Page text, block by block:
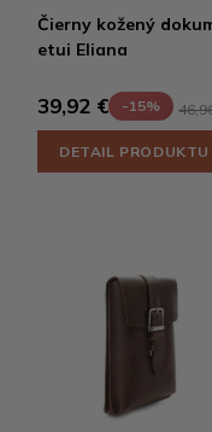
Čierny kožený
etui Eliana
39,92 € -15%
DETAIL PRODUKTU